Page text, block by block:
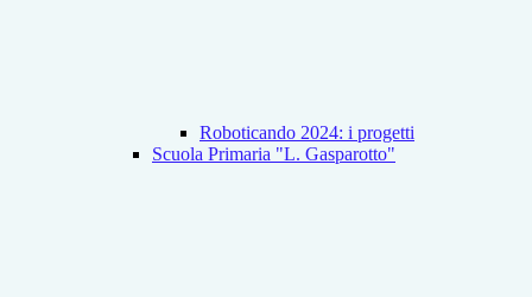
Roboticando 2024: i progetti
Scuola Primaria "L. Gasparotto"